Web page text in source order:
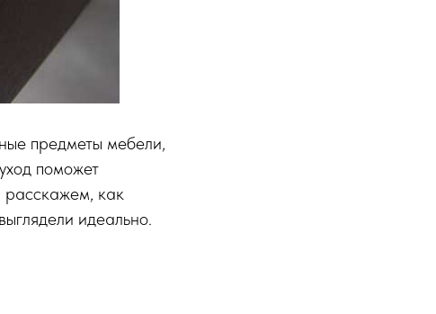
предметы мебели,
поможет
расскажем, как
идеально.